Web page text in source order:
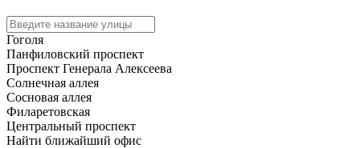
Гоголя
Панфиловский проспект
Проспект Генерала Алексеева
Солнечная аллея
Сосновая аллея
Филаретовская
Центральный проспект
Найти ближайший офис